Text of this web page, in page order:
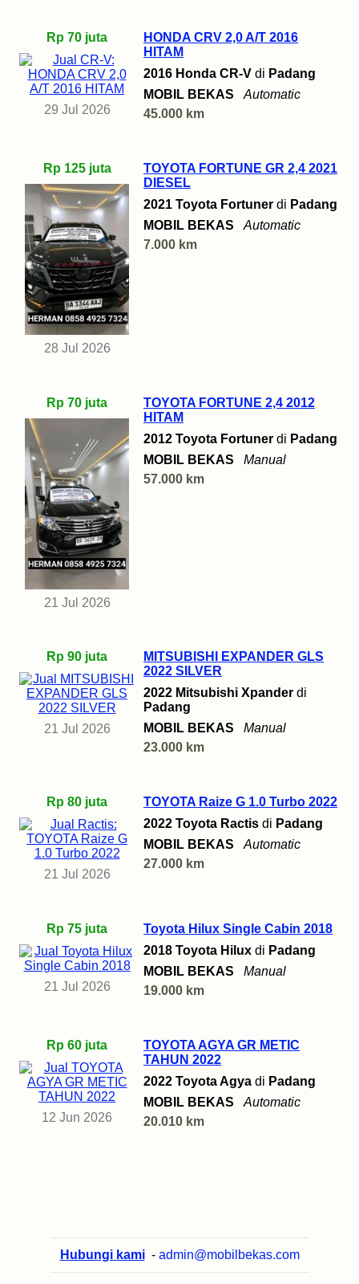
Rp 70 juta
29 Jul 2026
HONDA CRV 2,0 A/T 2016
HITAM
2016 Honda CR-V di Padang
MOBIL BEKAS
Automatic
45.000 km
Rp 125 juta
28 Jul 2026
TOYOTA FORTUNE GR 2,4 2021
DIESEL
2021 Toyota Fortuner di Padang
MOBIL BEKAS
Automatic
7.000 km
Rp 70 juta
21 Jul 2026
TOYOTA FORTUNE 2,4 2012
HITAM
2012 Toyota Fortuner di Padang
MOBIL BEKAS
Manual
57.000 km
Rp 90 juta
21 Jul 2026
MITSUBISHI EXPANDER GLS
2022 SILVER
2022 Mitsubishi Xpander di
Padang
MOBIL BEKAS
Manual
23.000 km
Rp 80 juta
21 Jul 2026
TOYOTA Raize G 1.0 Turbo 2022
2022 Toyota Ractis di Padang
MOBIL BEKAS
Automatic
27.000 km
Rp 75 juta
21 Jul 2026
Toyota Hilux Single Cabin 2018
2018 Toyota Hilux di Padang
MOBIL BEKAS
Manual
19.000 km
Rp 60 juta
12 Jun 2026
TOYOTA AGYA GR METIC
TAHUN 2022
2022 Toyota Agya di Padang
MOBIL BEKAS
Automatic
20.010 km
Hubungi kami - admin@mobilbekas.com